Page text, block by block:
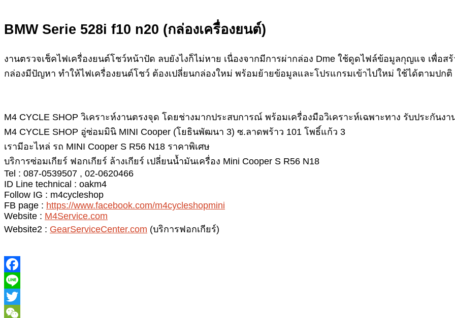
BMW Serie 528i f10 n20 (กล่องเครื่องยนต์)
งานตรวจเช็คไฟเครื่องยนต์โชว์หน้าปัด ลบยังไงก็ไม่หาย เนื่องจากมีการผ่ากล่อง Dme ใช้ดูดไฟล์ข้อมูลกุญแจ เพื่
กล่องมีปัญหา ทำให้ไฟเครื่องยนต์โชว์ ต้องเปลี่ยนกล่องใหม่ พร้อมย้ายข้อมูลและโปรแกรมเข้าไปใหม่ ใช้ได้ตามปกติ
M4 CYCLE SHOP วิเคราะห์งานตรงจุด โดยช่างมากประสบการณ์ พร้อมเครื่องมือวิเคราะห์เฉพาะทาง รับประกันง
M4 CYCLE SHOP อู่ซ่อมมินิ MINI Cooper (โยธินพัฒนา 3) ซ.ลาดพร้าว 101 โพธิ์แก้ว 3
เรามีอะไหล่ รถ MINI Cooper S R56 N18 ราคาพิเศษ
บริการซ่อมเกียร์ ฟอกเกียร์ ล้างเกียร์ เปลี่ยนน้ำมันเครื่อง Mini Cooper S R56 N18
Tel : 087-0539507 , 02-0620466
ID Line technical : oakm4
Follow IG : m4cycleshop
FB page : https://www.facebook.com/m4cycleshopmini
Website : M4Service.com
Website2 : GearServiceCenter.com (บริการฟอกเกียร์)